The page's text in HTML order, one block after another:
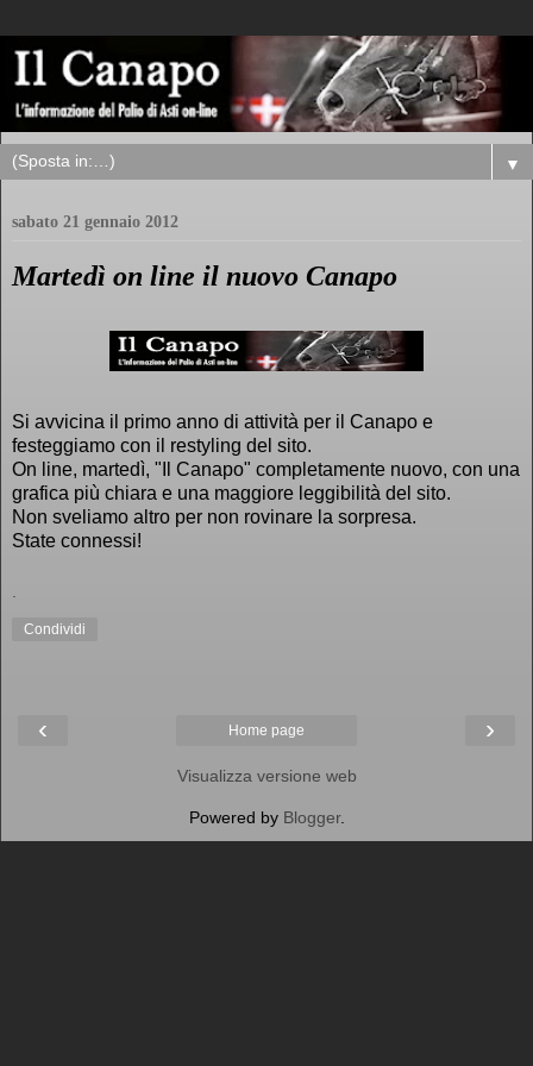
▼
sabato 21 gennaio 2012
Martedì on line il nuovo Canapo
Si avvicina il primo anno di attività per il Canapo e
festeggiamo con il restyling del sito.
On line, martedì, "Il Canapo" completamente nuovo, con una
grafica più chiara e una maggiore leggibilità del sito.
Non sveliamo altro per non rovinare la sorpresa.
State connessi!
.
Condividi
‹ ›
Home page
Visualizza versione web
Powered by Blogger.